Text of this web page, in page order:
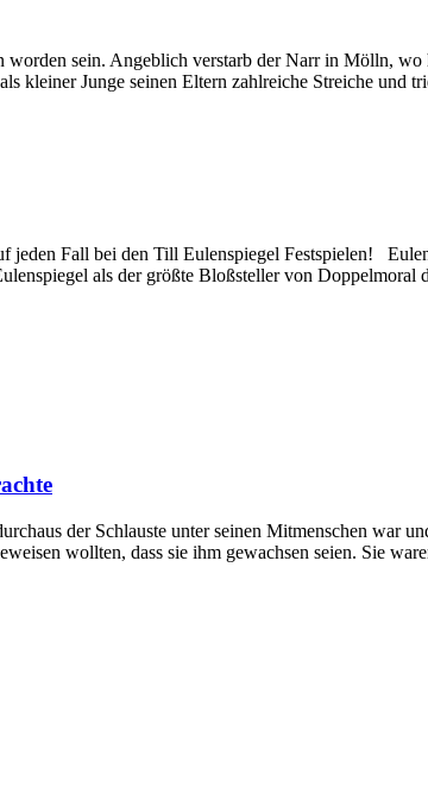
sein. Angeblich verstarb der Narr in Mölln,
kleiner Junge seinen Eltern zahlreiche Streiche
jeden Fall bei den Till Eulenspiegel Festspielen!
als der größte Bloßsteller von
der Schlauste unter seinen Mitmenschen war
wollten, dass sie ihm gewachsen seien. Sie